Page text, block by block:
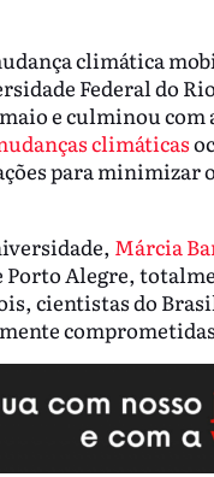
climática
Federal do
e culminou
climáticas
para minimizar
Márcia
Alegre,
cientistas do